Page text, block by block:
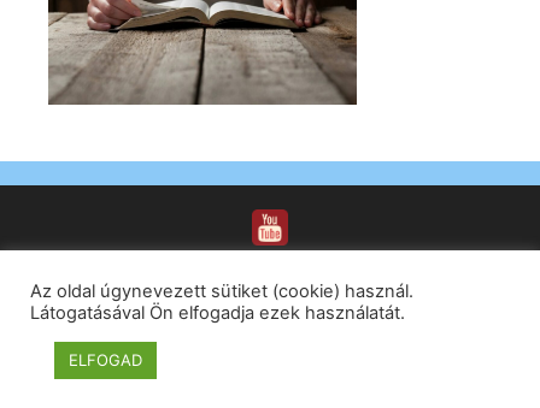
© 2026 Pestszentimrei Római Katolikus Plébánia
Az oldal úgynevezett sütiket (cookie) használ.
Látogatásával Ön elfogadja ezek használatát.
ELFOGAD